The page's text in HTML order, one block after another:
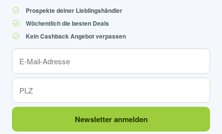
Prospekte deiner Lieblingshändler
Wöchentlich die besten Deals
Kein Cashback Angebot verpassen
Newsletter anmelden